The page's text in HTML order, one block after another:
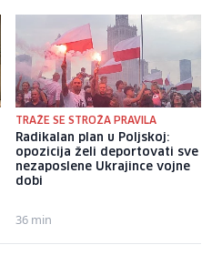
TRAŽE SE STROŽA PRAVILA
Radikalan plan u Poljskoj:
opozicija želi deportovati sve
nezaposlene Ukrajince vojne
dobi
36 min